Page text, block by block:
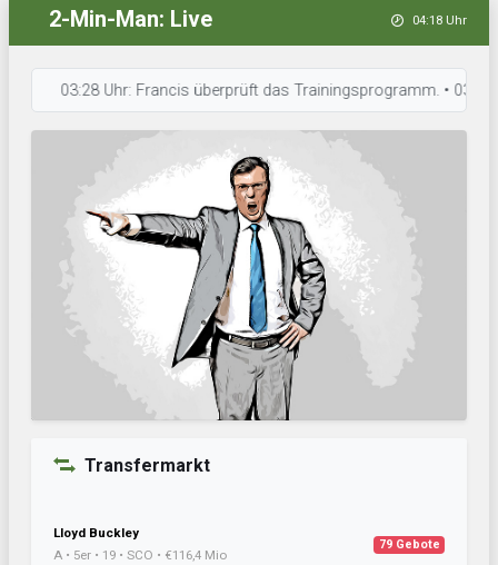
2-Min-Man: Live 04:18 Uhr
03:28 Uhr: Francis überprüft das Trainingsprogramm. • 03:25
Transfermarkt
Lloyd Buckley
A • 5er • 19 • SCO • €116,4 Mio
79 Gebote